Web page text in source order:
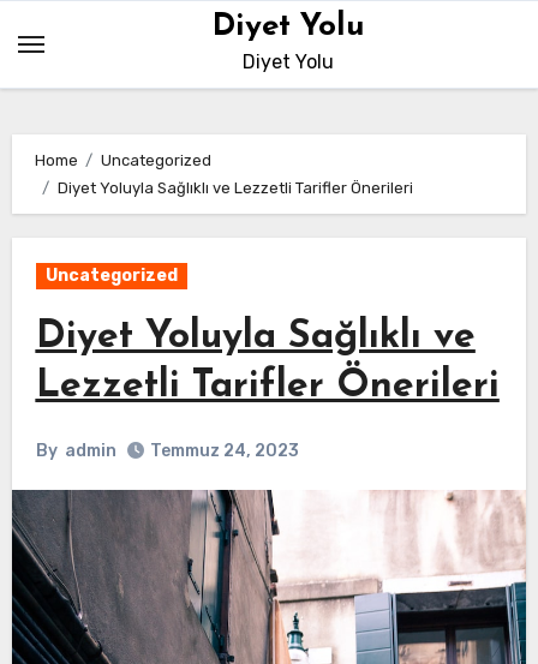
content
Diyet Yolu
Diyet Yolu
Home
Uncategorized
Diyet Yoluyla Sağlıklı ve Lezzetli Tarifler Önerileri
Uncategorized
Diyet Yoluyla Sağlıklı ve
Lezzetli Tarifler Önerileri
By admin Temmuz 24, 2023